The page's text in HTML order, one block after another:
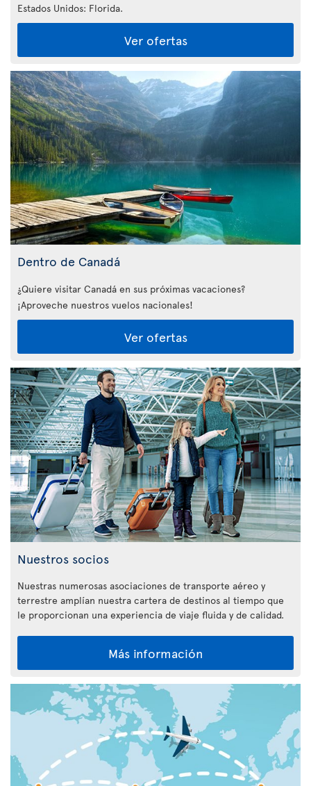
Estados Unidos: Florida.
Ver ofertas
Dentro de Canadá
¿Quiere visitar Canadá en sus próximas vacaciones?
¡Aproveche nuestros vuelos nacionales!
Ver ofertas
Nuestros socios
Nuestras numerosas asociaciones de transporte aéreo y
terrestre amplían nuestra cartera de destinos al tiempo que
le proporcionan una experiencia de viaje fluida y de calidad.
Más información